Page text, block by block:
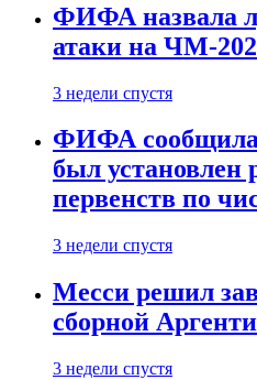
ФИФА назвала
атаки на ЧМ-
3 недели спустя
ФИФА
был установлен
первенств по
3 недели спустя
Месси решил
сборной
3 недели спустя